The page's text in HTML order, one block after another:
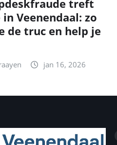
treft
Veenendaal: zo
de truc en help je
jan 16, 2026